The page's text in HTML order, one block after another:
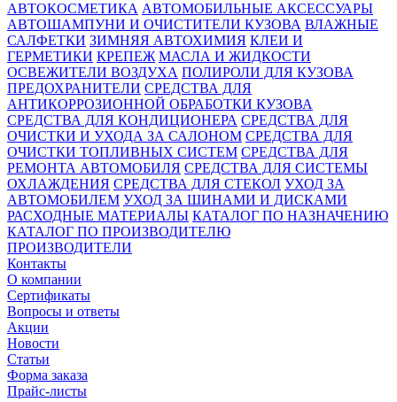
АВТОКОСМЕТИКА АВТОМОБИЛЬНЫЕ АКСЕССУАРЫ
АВТОШАМПУНИ И ОЧИСТИТЕЛИ КУЗОВА ВЛАЖНЫЕ
САЛФЕТКИ ЗИМНЯЯ АВТОХИМИЯ КЛЕИ И
ГЕРМЕТИКИ КРЕПЕЖ МАСЛА И ЖИДКОСТИ
ОСВЕЖИТЕЛИ ВОЗДУХА ПОЛИРОЛИ ДЛЯ КУЗОВА
ПРЕДОХРАНИТЕЛИ СРЕДСТВА ДЛЯ
АНТИКОРРОЗИОННОЙ ОБРАБОТКИ КУЗОВА
СРЕДСТВА ДЛЯ КОНДИЦИОНЕРА СРЕДСТВА ДЛЯ
ОЧИСТКИ И УХОДА ЗА САЛОНОМ СРЕДСТВА ДЛЯ
ОЧИСТКИ ТОПЛИВНЫХ СИСТЕМ СРЕДСТВА ДЛЯ
РЕМОНТА АВТОМОБИЛЯ СРЕДСТВА ДЛЯ СИСТЕМЫ
ОХЛАЖДЕНИЯ СРЕДСТВА ДЛЯ СТЕКОЛ УХОД ЗА
АВТОМОБИЛЕМ УХОД ЗА ШИНАМИ И ДИСКАМИ
РАСХОДНЫЕ МАТЕРИАЛЫ КАТАЛОГ ПО НАЗНАЧЕНИЮ
КАТАЛОГ ПО ПРОИЗВОДИТЕЛЮ
ПРОИЗВОДИТЕЛИ
Контакты
О компании
Сертификаты
Вопросы и ответы
Акции
Новости
Статьи
Форма заказа
Прайс-листы